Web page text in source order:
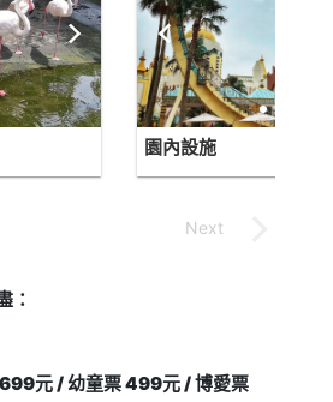
園內設施
：
元 / 幼童票 499元 / 博愛票